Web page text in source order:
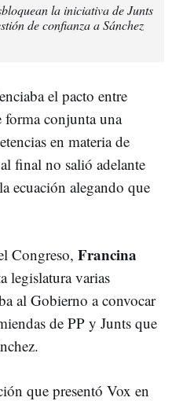
la iniciativa de Junts
de confianza a Sánchez
el pacto entre
forma conjunta una
en materia de
final no salió adelante
ecuación alegando que
Congreso, Francina
legislatura varias
al Gobierno a convocar
de PP y Junts que
que presentó Vox en